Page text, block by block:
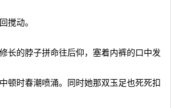
搅动。
的脖子拼命往后仰，塞着内裤的口中发
顿时春潮喷涌。同时她那双玉足也死死扣